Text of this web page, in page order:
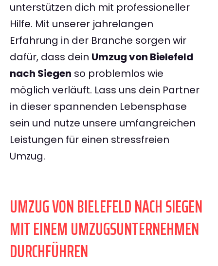
unterstützen dich mit professioneller
Hilfe. Mit unserer jahrelangen
Erfahrung in der Branche sorgen wir
dafür, dass dein Umzug von Bielefeld
nach Siegen so problemlos wie
möglich verläuft. Lass uns dein Partner
in dieser spannenden Lebensphase
sein und nutze unsere umfangreichen
Leistungen für einen stressfreien
Umzug.
UMZUG VON BIELEFELD NACH SIEGEN
MIT EINEM UMZUGSUNTERNEHMEN
DURCHFÜHREN